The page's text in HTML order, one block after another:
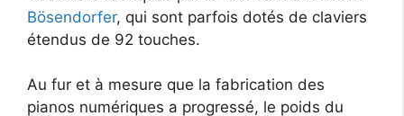
Bösendorfer, qui sont parfois dotés de claviers
étendus de 92 touches.
Au fur et à mesure que la fabrication des
pianos numériques a progressé, le poids du